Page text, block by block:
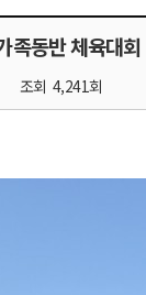
동반 체육대회
조회 4,241회